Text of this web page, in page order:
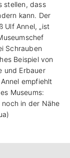
stellen, dass
kann. Der
Ulf Annel, „ist
Schrauben
Beispiel von
und Erbauer
empfiehlt
Museums:
noch in der Nähe